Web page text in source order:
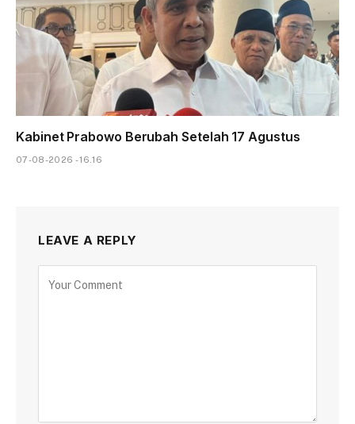
Kabinet Prabowo Berubah Setelah 17 Agustus
07-08-2026 - 16.16
LEAVE A REPLY